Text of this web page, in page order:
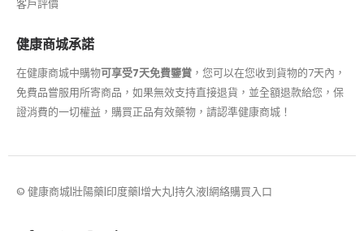
客戶評價
健康商城承諾
在健康商城中購物可享受7天免費鑒賞 ，您可以在您收到貨物的7天內，
免費品嘗服用所寄商品，如果無效支持直接退貨，並全額退款給您，保
證消費的一切權益，購買正品有效藥物，請認準健康商城！
© 健康商城|壯陽藥|印度藥|增大丸|持久液|網絡購買入口